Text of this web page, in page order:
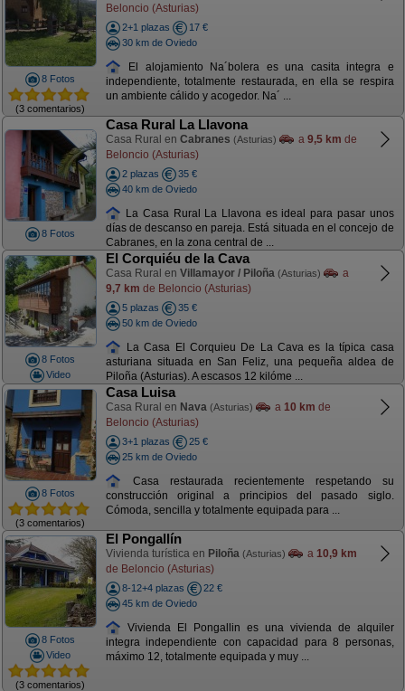
8 Fotos
(3 comentarios)
Beloncio (Asturias)
2+1 plazas
17 €
30 km de Oviedo
El alojamiento Na´bolera es una casita integra e
independiente, totalmente restaurada, en ella se respira
un ambiente cálido y acogedor. Na´ ...
8 Fotos
Casa Rural La Llavona
Casa Rural en Cabranes (Asturias) a 9,5 km de
Beloncio (Asturias)
2 plazas
35 €
40 km de Oviedo
La Casa Rural La Llavona es ideal para pasar unos
días de descanso en pareja. Está situada en el concejo de
Cabranes, en la zona central de ...
8 Fotos
Video
El Corquiéu de la Cava
Casa Rural en Villamayor / Piloña (Asturias)
a
9,7 km de Beloncio (Asturias)
5 plazas
35 €
50 km de Oviedo
La Casa El Corquieu De La Cava es la típica casa
asturiana situada en San Feliz, una pequeña aldea de
Piloña (Asturias). A escasos 12 kilóme ...
8 Fotos
(3 comentarios)
Casa Luisa
Casa Rural en Nava (Asturias) a 10 km de
Beloncio (Asturias)
3+1 plazas
25 €
25 km de Oviedo
Casa restaurada recientemente respetando su
construcción original a principios del pasado siglo.
Cómoda, sencilla y totalmente equipada para ...
8 Fotos
Video
(3 comentarios)
El Pongallín
Vivienda turística en Piloña (Asturias) a 10,9 km
de Beloncio (Asturias)
8-12+4 plazas
22 €
45 km de Oviedo
Vivienda El Pongallin es una vivienda de alquiler
integra independiente con capacidad para 8 personas,
máximo 12, totalmente equipada y muy ...